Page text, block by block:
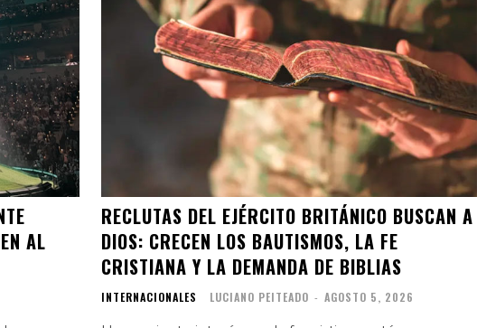
AL
RECLUTAS DEL EJÉRCITO BRITÁNICO BUSCAN A
DIOS: CRECEN LOS BAUTISMOS, LA FE
CRISTIANA Y LA DEMANDA DE BIBLIAS
INTERNACIONALES LUCIANO PEITEADO - AGOSTO 5, 2026